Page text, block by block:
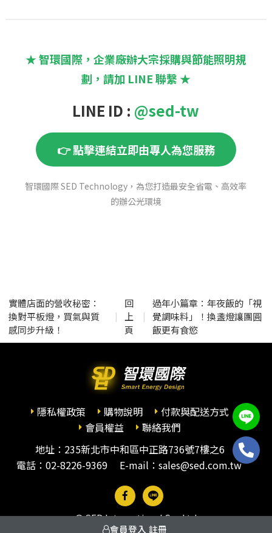
會員登入 註冊
★ 智環國際，企業廠辦大宗採購與節能照明規
劃，請加 LINE 聯繫 ★
LINE ID : @sed-tw
👉 點擊連結立即由專人為您服務
智環國際 SED Technology，為您打造最安全省電、高效率
的辦公光環境
實體店面的營收秘密：
換對平板燈，買氣與質
感同步升級！
|
回
上
頁
|
過年小篇章：年夜飯的「視
覺調味料」！換盞燈讓團圓
飯更有食慾
隱私權政策 購物說明
付款與配送方式
會員權益
聯絡我們
地址：235新北市中和區中正路736號7樓之6
電話： 02-8226-9369 E-mail：sales@sed.com.tw
© SED International Co., Ltd